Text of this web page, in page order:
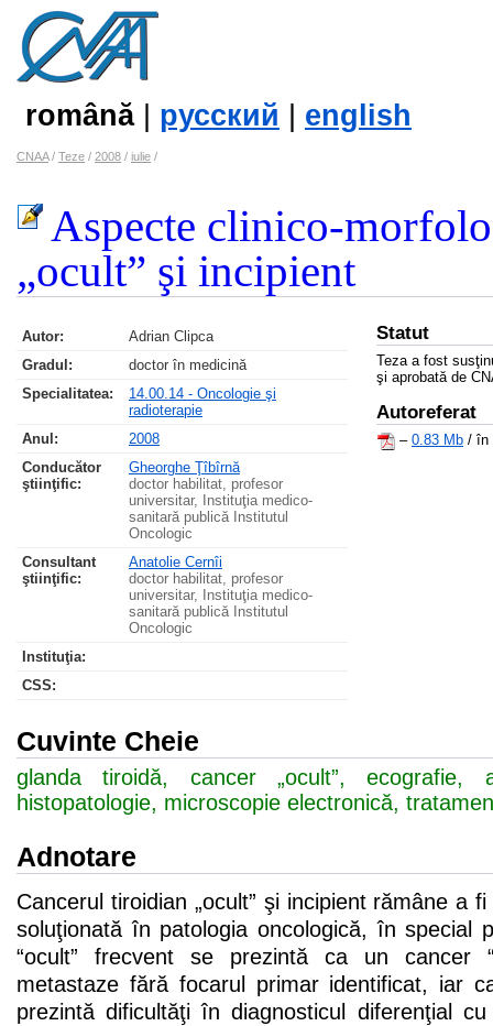
română| русский english
CNAA/ Teze / 2008 / iulie /
Aspecte clinico-
„ocult” şi incipient
Autor:
Adrian Clipca
Gradul:
doctor în medicină
Specialitatea:
14.00.14 - Oncologie şi
radioterapie
Anul:
2008
Conducător
ştiinţific:
Gheorghe Ţîbîrnă
doctor habilitat, profesor
universitar, Instituţia medico-
sanitară publică Institutul
Oncologic
Consultant
ştiinţific:
Anatolie Cernîi
doctor habilitat, profesor
universitar, Instituţia medico-
sanitară publică Institutul
Oncologic
Instituţia:
CSS:
Statut
Teza a fost
şi aprobată de
Autoreferat
– 0.83 Mb / în
Cuvinte Cheie
glanda tiroidă, cancer „ocult”, ecografie,
histopatologie, microscopie electronică,
Adnotare
Cancerul tiroidian „ocult” şi incipient rămâne a
soluţionată în patologia oncologică, în special
“ocult” frecvent se prezintă ca un cancer
metastaze fără focarul primar identificat, iar
prezintă dificultăţi în diagnosticul diferenţial